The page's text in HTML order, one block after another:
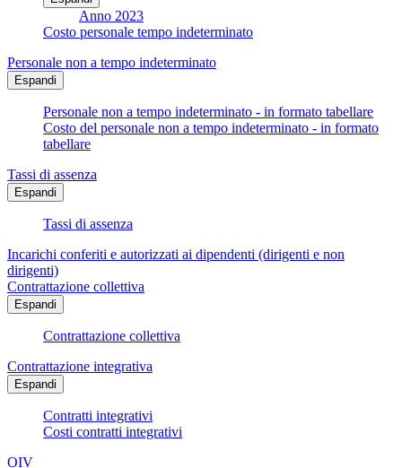
Anno 2023
Costo personale tempo indeterminato
Personale non a tempo indeterminato
Espandi
Personale non a tempo indeterminato - in formato tabellare
Costo del personale non a tempo indeterminato - in formato
tabellare
Tassi di assenza
Espandi
Tassi di assenza
Incarichi conferiti e autorizzati ai dipendenti (dirigenti e non
dirigenti)
Contrattazione collettiva
Espandi
Contrattazione collettiva
Contrattazione integrativa
Espandi
Contratti integrativi
Costi contratti integrativi
OIV